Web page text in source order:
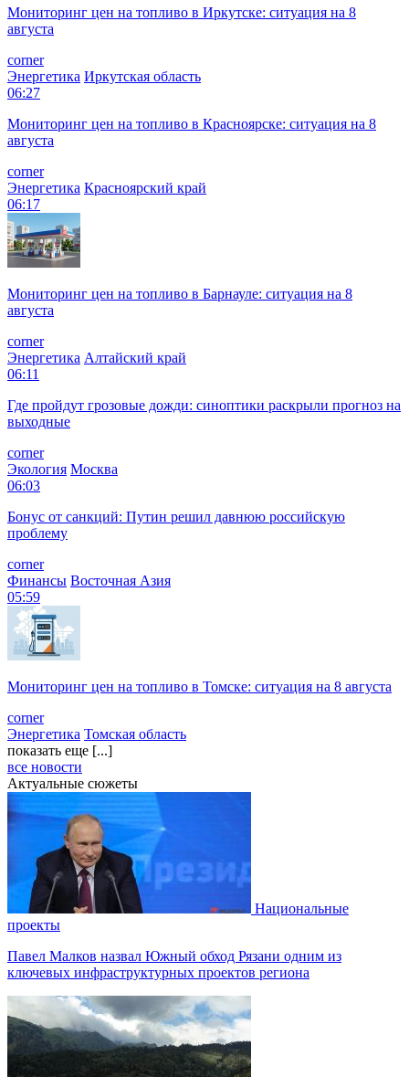
Мониторинг цен на топливо в Иркутске: ситуация на 8
августа
corner
Энергетика Иркутская область
06:27
Мониторинг цен на топливо в Красноярске: ситуация на 8
августа
corner
Энергетика Красноярский край
06:17
Мониторинг цен на топливо в Барнауле: ситуация на 8
августа
corner
Энергетика Алтайский край
06:11
Где пройдут грозовые дожди: синоптики раскрыли прогноз на
выходные
corner
Экология Москва
06:03
Бонус от санкций: Путин решил давнюю российскую
проблему
corner
Финансы Восточная Азия
05:59
Мониторинг цен на топливо в Томске: ситуация на 8 августа
corner
Энергетика Томская область
показать еще [...]
все новости
Актуальные сюжеты
Национальные
проекты
Павел Малков назвал Южный обход Рязани одним из
ключевых инфраструктурных проектов региона